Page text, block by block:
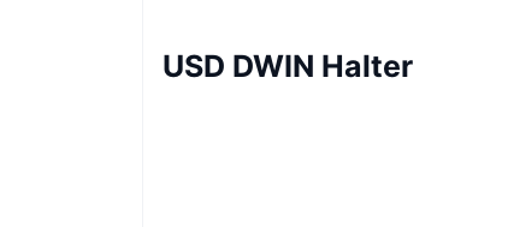
USD DWIN Halter